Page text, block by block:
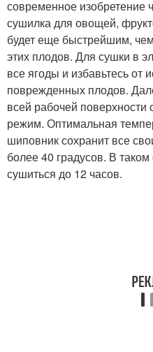
современное изобретение
сушилка для овощей,
будет еще быстрейшим,
этих плодов. Для сушки в
все ягоды и избавьтесь от
поврежденных плодов.
всей рабочей
режим. Оптимальная
шиповник сохранит все
более 40 градусов. В
сушиться до 12 часов.